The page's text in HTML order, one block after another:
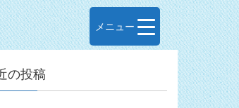
メニュー
の投稿